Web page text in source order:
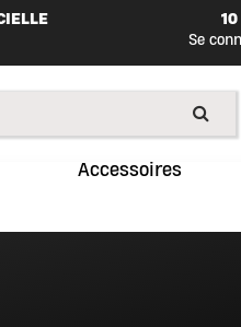
Se
Accessoires